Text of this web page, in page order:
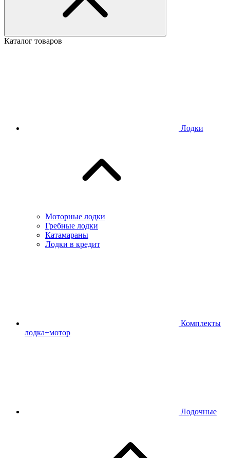
Каталог товаров
Лодки
Моторные лодки
Гребные лодки
Катамараны
Лодки в кредит
Комплекты
лодка+мотор
Лодочные